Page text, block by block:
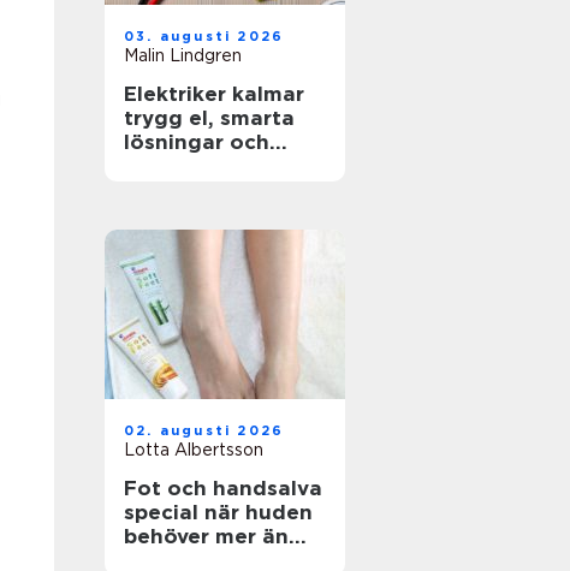
03. augusti 2026
Malin Lindgren
Elektriker kalmar
trygg el, smarta
lösningar och
02. augusti 2026
Lotta Albertsson
Fot och handsalva
special när huden
behöver mer än